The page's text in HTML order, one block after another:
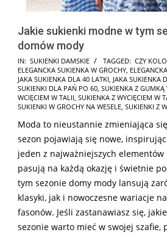
Jakie sukienki modne w tym
domów mody
2026-
03-
01
IN: SUKIENKI DAMSKIE TAGGED: CZY
ELEGANCKA SUKIENKA W GROCHY,
JAKA SUKIENKA DLA 40 LATKI, JAKA SUKIENKA
SUKIENKI DLA PAŃ PO 60, SUKIENKA Z GUMKĄ
WCIĘCIEM W TALII, SUKIENKA Z WYCIĘCIEM W
SUKIENKI W GROCHY NA WESELE, SUKIENKI Z
Moda to nieustannie zmieniająca
sezon pojawiają się nowe,
jeden z najważniejszych
pasują na każdą okazję i świetnie
tym sezonie domy mody lansują
klasyki, jak i nowoczesne wariacje
fasonów. Jeśli zastanawiasz się,
sezonie warto mieć w swojej szafie,